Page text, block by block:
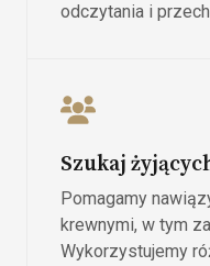
odczytania i
Szukaj
Pomagamy
krewnymi, w tym
Wykorzystujemy